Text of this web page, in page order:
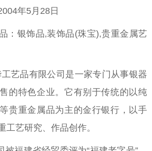
年5月28日
：银饰品,装饰品(珠宝),贵重金属艺
品有限公司是一家专门从事银器
的特色企业。它有别于传统的以纯
贵重金属品为主的金行银行，以手
工艺研究、作品创作。